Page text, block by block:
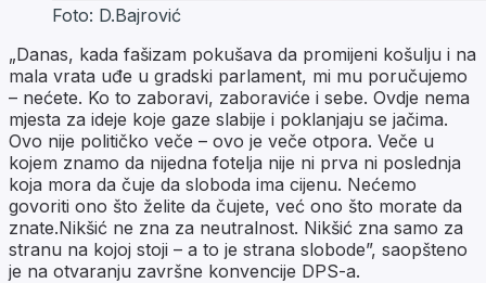
Foto: D.Bajrović
„Danas, kada fašizam pokušava da promijeni košulju i na
mala vrata uđe u gradski parlament, mi mu poručujemo
– nećete. Ko to zaboravi, zaboraviće i sebe. Ovdje nema
mjesta za ideje koje gaze slabije i poklanjaju se jačima.
Ovo nije političko veče – ovo je veče otpora. Veče u
kojem znamo da nijedna fotelja nije ni prva ni poslednja
koja mora da čuje da sloboda ima cijenu. Nećemo
govoriti ono što želite da čujete, već ono što morate da
znate.Nikšić ne zna za neutralnost. Nikšić zna samo za
stranu na kojoj stoji – a to je strana slobode”, saopšteno
je na otvaranju završne konvencije DPS-a.